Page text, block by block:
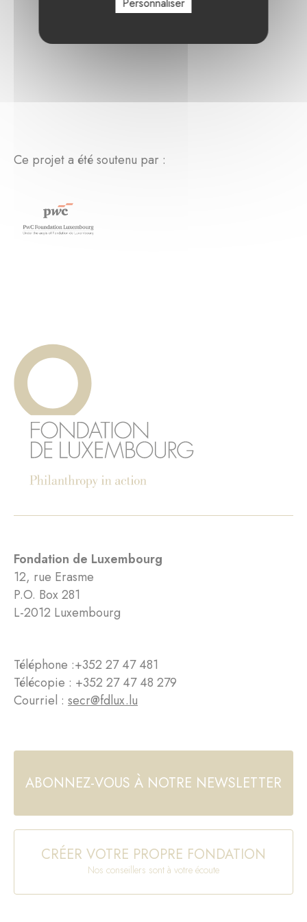
Ce projet a été soutenu par :
Fondation de Luxembourg
12, rue Erasme
P.O. Box 281
L-2012 Luxembourg
Téléphone :+352 27 47 481
Télécopie : +352 27 47 48 279
Courriel : secr@fdlux.lu
ABONNEZ-VOUS À NOTRE NEWSLETTER
CRÉER VOTRE PROPRE FONDATION
Nos conseillers sont à votre écoute